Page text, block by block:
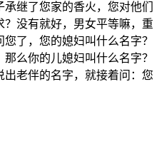
继了您家的香火，您对他们
没有就好，男女平等嘛，重
了，您的媳妇叫什么名字？
么你的儿媳妇叫什么名字？
老伴的名字，就接着问：您